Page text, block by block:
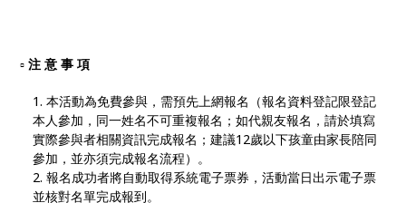
▫️注 意 事 項
本活動為免費參與，需預先上網報名（報名資料登記限登記
本人參加，同一姓名不可重複報名；如代親友報名，請於填寫
實際參與者相關資訊完成報名；建議12歲以下孩童由家長陪同
參加，並亦須完成報名流程）。
報名成功者將自動取得系統電子票券，活動當日出示電子票
並核對名單完成報到。